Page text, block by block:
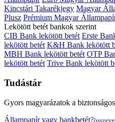
Kincstári Takarékjegy Magyar
Plusz Prémium Magyar
Lekötött betét bankok szerint
CIB Bank lekötött betét Erste
lekötött betét K&H Bank lekötött
MBH Bank lekötött betét OTP
lekötött betét Trive Bank lekötött
Tudástár
Gyors magyarázatok a
Állampapír vagy bankbetét?